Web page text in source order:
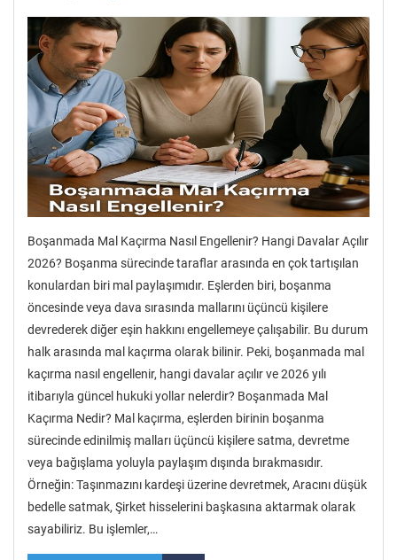
Boşanmada Mal Kaçırma Nasıl Engellenir? Hangi Davalar Açılır
2026? Boşanma sürecinde taraflar arasında en çok tartışılan
konulardan biri mal paylaşımıdır. Eşlerden biri, boşanma
öncesinde veya dava sırasında mallarını üçüncü kişilere
devrederek diğer eşin hakkını engellemeye çalışabilir. Bu durum
halk arasında mal kaçırma olarak bilinir. Peki, boşanmada mal
kaçırma nasıl engellenir, hangi davalar açılır ve 2026 yılı
itibarıyla güncel hukuki yollar nelerdir? Boşanmada Mal
Kaçırma Nedir? Mal kaçırma, eşlerden birinin boşanma
sürecinde edinilmiş malları üçüncü kişilere satma, devretme
veya bağışlama yoluyla paylaşım dışında bırakmasıdır.
Örneğin: Taşınmazını kardeşi üzerine devretmek, Aracını düşük
bedelle satmak, Şirket hisselerini başkasına aktarmak olarak
sayabiliriz. Bu işlemler,…